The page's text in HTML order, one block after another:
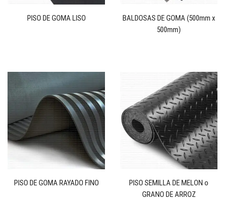
PISO DE GOMA LISO
BALDOSAS DE GOMA (500mm x
500mm)
PISO DE GOMA RAYADO FINO
PISO SEMILLA DE MELON o
GRANO DE ARROZ